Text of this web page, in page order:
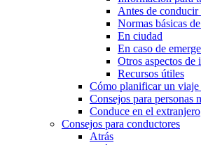
Antes de conducir
Normas básicas
En ciudad
En caso de
Otros aspectos de
Recursos útiles
Cómo planificar un viaje
Consejos para personas
Conduce en el extranjero
Consejos para conductores
Atrás